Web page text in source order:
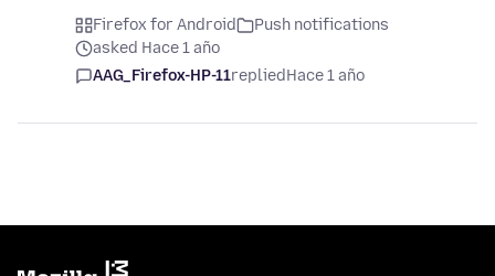
Firefox for Android
Push notifications
asked Hace 1 año
AAG_Firefox-HP-11repliedHace 1 año